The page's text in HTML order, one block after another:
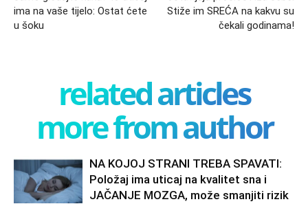
ima na vaše tijelo: Ostat ćete
u šoku
Stiže im SREĆA na kakvu su
čekali godinama!
related articles
more from author
NA KOJOJ STRANI TREBA SPAVATI:
Položaj ima uticaj na kvalitet sna i
JAČANJE MOZGA, može smanjiti rizik